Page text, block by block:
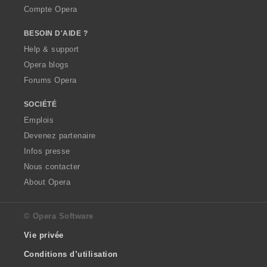
Compte Opera
BESOIN D'AIDE ?
Help & support
Opera blogs
Forums Opera
SOCIÉTÉ
Emplois
Devenez partenaire
Infos presse
Nous contacter
About Opera
© Opera Software
Vie privée
Conditions d’utilisation